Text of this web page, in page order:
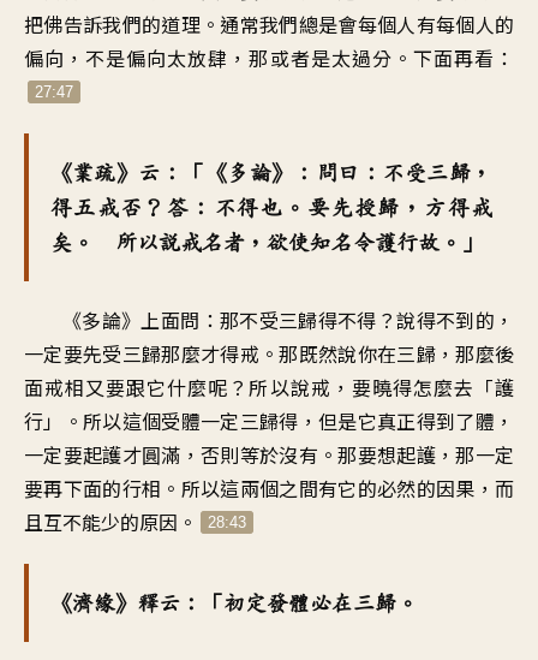
把佛告訴我們的道理。通常我們總是會每個人有每個人的
偏向，不是偏向太放肆，那或者是太過分。下面再看：
27:47
《業疏》云：「《多論》：問曰：不受三歸，
得五戒否？答：不得也。要先授歸，方得戒
矣。 所以說戒名者，欲使知名令護行故。」
《多論》上面問：那不受三歸得不得？說得不到的，
一定要先受三歸那麼才得戒。那既然說你在三歸，那麼後
面戒相又要跟它什麼呢？所以說戒，要曉得怎麼去「護
行」。所以這個受體一定三歸得，但是它真正得到了體，
一定要起護才圓滿，否則等於沒有。那要想起護，那一定
要再下面的行相。所以這兩個之間有它的必然的因果，而
且互不能少的原因。
28:43
《濟緣》釋云：「初定發體必在三歸。